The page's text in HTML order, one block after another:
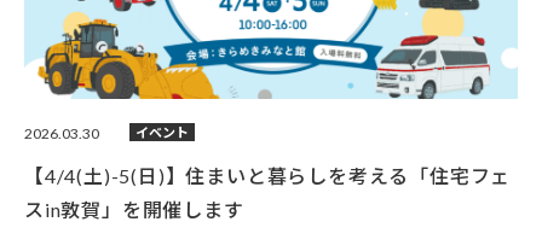
2026.03.30 イベント
【4/4(土)-5(日)】住まいと暮らしを考える「住宅フェ
スin敦賀」を開催します